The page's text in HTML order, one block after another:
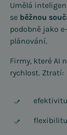
Umělá
se běžnou
podobně jako
plánování.
Firmy, které AI
rychlost. Ztratí: